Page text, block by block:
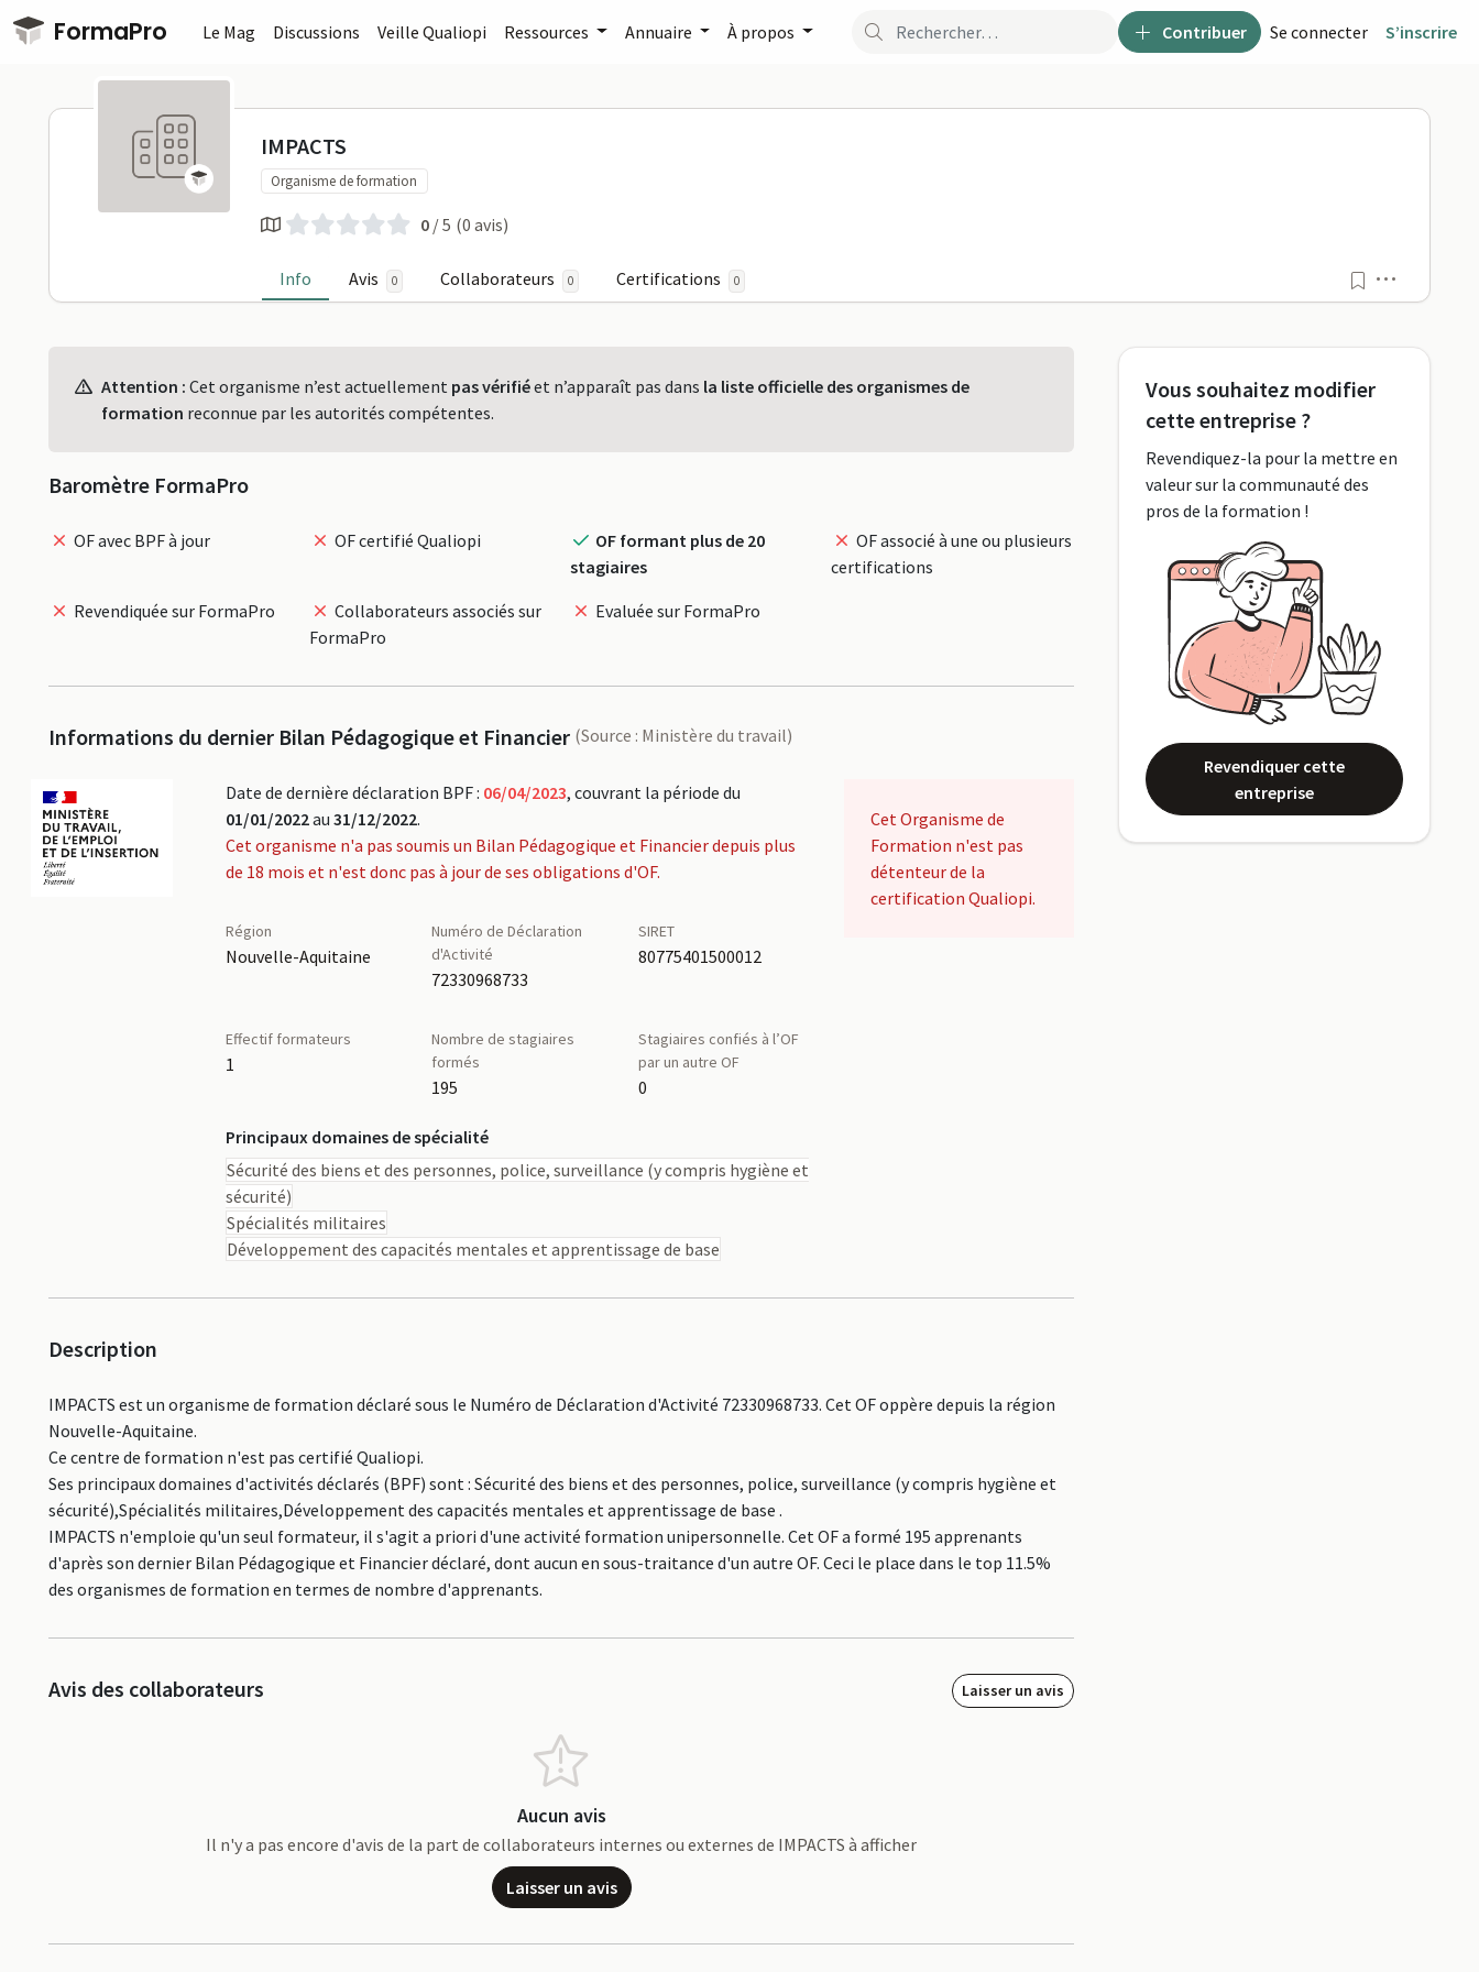
Passer au contenu principal
FormaPro Contribuer Se connecter S’inscrire
Le Mag Discussions Veille Qualiopi Ressources Annuaire À propos
IMPACTS sur FormaPro
IMPACTS
Organisme de formation
0 / 5 (0 avis)
Info Avis 0 Collaborateurs 0 Certifications 0
ProfilAttention : Cet organisme n’est actuellement pas vérifiéet n’apparaît pas dans la liste officielle des organismes de
formation reconnue par les autorités compétentes.
Baromètre FormaPro
OF avec BPF à jour OF certifié Qualiopi
OF formant plus de 20
stagiaires
OF associé à une ou plusieurs
certifications
Revendiquée sur FormaPro
Collaborateurs associés sur
FormaPro
Evaluée sur FormaPro
Informations du dernier Bilan Pédagogique et Financier (Source : Ministère du travail)
Date de dernière déclaration BPF : 06/04/2023, couvrant la période du
01/01/2022au 31/12/2022.
Cet organisme n'a pas soumis un Bilan Pédagogique et Financier depuis plus
de 18 mois et n'est donc pas à jour de ses obligations d'OF.
Région
Nouvelle-Aquitaine
Numéro de Déclaration
d'Activité
72330968733
SIRET
80775401500012
Effectif formateurs
1
Nombre de stagiaires
formés
195
Stagiaires confiés à l’OF
par un autre OF
0
Principaux domaines de spécialité
Sécurité des biens et des personnes, police, surveillance (y compris hygiène et
sécurité)
Spécialités militaires
Développement des capacités mentales et apprentissage de base
Cet Organisme de
Formation n'est pas
détenteur de la
certification Qualiopi.
Description
IMPACTS est un organisme de formation déclaré sous le Numéro de Déclaration d'Activité 72330968733. Cet OF oppère depuis la région
Nouvelle-Aquitaine.
Ce centre de formation n'est pas certifié Qualiopi.
Ses principaux domaines d'activités déclarés (BPF) sont : Sécurité des biens et des personnes, police, surveillance (y compris hygiène et
sécurité),Spécialités militaires,Développement des capacités mentales et apprentissage de base .
IMPACTS n'emploie qu'un seul formateur, il s'agit a priori d'une activité formation unipersonnelle. Cet OF a formé 195 apprenants
d'après son dernier Bilan Pédagogique et Financier déclaré, dont aucun en sous-traitance d'un autre OF. Ceci le place dans le top 11.5%
des organismes de formation en termes de nombre d'apprenants.
Avis des collaborateurs Laisser un avis
Aucun avis
Il n'y a pas encore d'avis de la part de collaborateurs internes ou externes de IMPACTS à afficher
Laisser un avis
Vous souhaitez modifier
cette entreprise ?
Revendiquez-la pour la mettre en
valeur sur la communauté des
pros de la formation !
Revendiquer cette
entreprise